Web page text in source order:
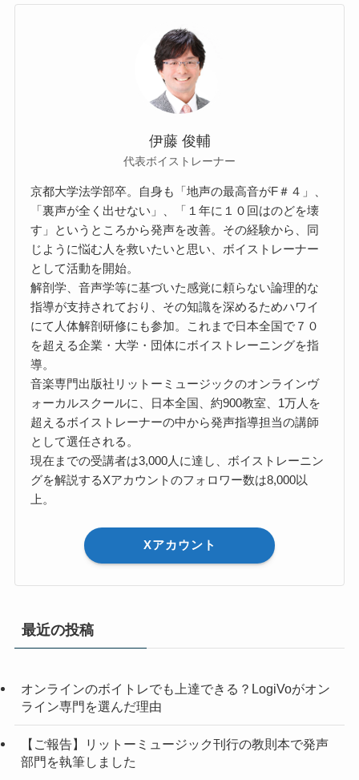
伊藤 俊輔
代表ボイストレーナー
京都大学法学部卒。自身も「地声の最高音がF＃４」、
「裏声が全く出せない」、「１年に１０回はのどを壊
す」というところから発声を改善。その経験から、同
じように悩む人を救いたいと思い、ボイストレーナー
として活動を開始。
解剖学、音声学等に基づいた感覚に頼らない論理的な
指導が支持されており、その知識を深めるためハワイ
にて人体解剖研修にも参加。これまで日本全国で７０
を超える企業・大学・団体にボイストレーニングを指
導。
音楽専門出版社リットーミュージックのオンラインヴ
ォーカルスクールに、日本全国、約900教室、1万人を
超えるボイストレーナーの中から発声指導担当の講師
として選任される。
現在までの受講者は3,000人に達し、ボイストレーニン
グを解説するXアカウントのフォロワー数は8,000以
上。
Xアカウント
最近の投稿
オンラインのボイトレでも上達できる？LogiVoがオン
ライン専門を選んだ理由
【ご報告】リットーミュージック刊行の教則本で発声
部門を執筆しました